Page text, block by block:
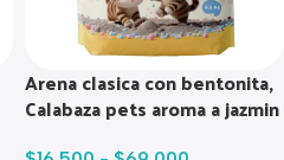
Arena clasica con bentonita,
Calabaza pets aroma a jazmin